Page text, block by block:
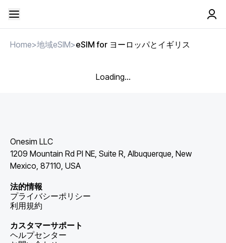
Home>地域eSIM>eSIM for ヨーロッパとイギリス
Loading...
Onesim LLC
1209 Mountain Rd Pl NE, Suite R, Albuquerque, New
Mexico, 87110, USA
法的情報
プライバシーポリシー
利用規約
カスタマーサポート
ヘルプセンター